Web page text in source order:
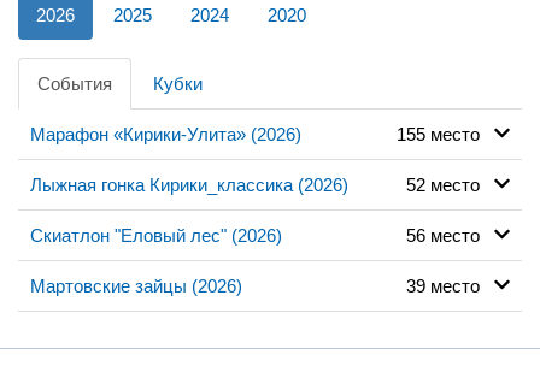
2026 2025 2024 2020
События Кубки
Марафон «Кирики-Улита» (2026) 155 место
Лыжная гонка Кирики_классика (2026) 52 место
Скиатлон "Еловый лес" (2026) 56 место
Мартовские зайцы (2026) 39 место